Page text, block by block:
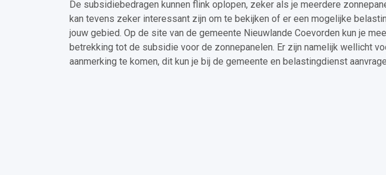
De subsidiebedragen kunnen flink oplopen, zeker als je meerdere
kan tevens zeker interessant zijn om te bekijken of er een mogelijke
jouw gebied. Op de site van de gemeente Nieuwlande Coevorden kun je
betrekking tot de subsidie voor de zonnepanelen. Er zijn namelijk wellicht
aanmerking te komen, dit kun je bij de gemeente en belastingdienst